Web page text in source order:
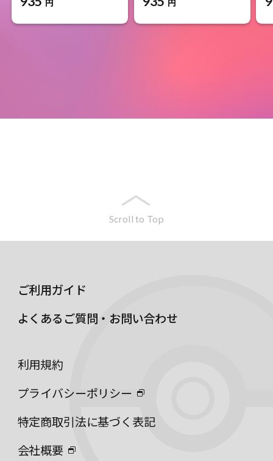
Scroll to Top
ご利用ガイド
よくあるご質問・お問い合わせ
利用規約
プライバシーポリシー
特定商取引法に基づく表記
会社概要